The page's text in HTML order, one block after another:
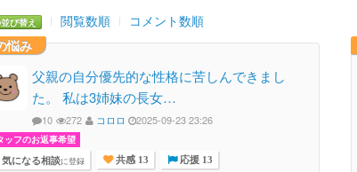
び替え 閲覧数順
コメント数順
悩み
父親の自分優先的な性格に苦しんできまし
た。 私は3姉妹の長女…
10 272 コロロ 2025-09-23 23:26
ッフのお返事希望
気になる相談に登録 共感 13 応援 13